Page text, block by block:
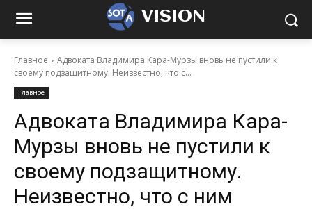
VISION
Главное
Адвоката Владимира Кара-Мурзы вновь не пустили к
своему подзащитному. Неизвестно, что с...
Главное
Адвоката Владимира Кара-
Мурзы вновь не пустили к
своему подзащитному.
Неизвестно, что с ним